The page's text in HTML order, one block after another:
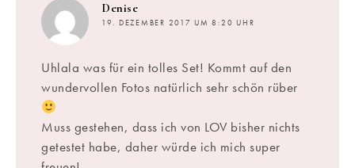
Denise
19. DEZEMBER 2017 UM 8:20 UHR
Uhlala was für ein tolles Set! Kommt auf den
wundervollen Fotos natürlich sehr schön rüber
Muss gestehen, dass ich von LOV bisher nichts
getestet habe, daher würde ich mich super